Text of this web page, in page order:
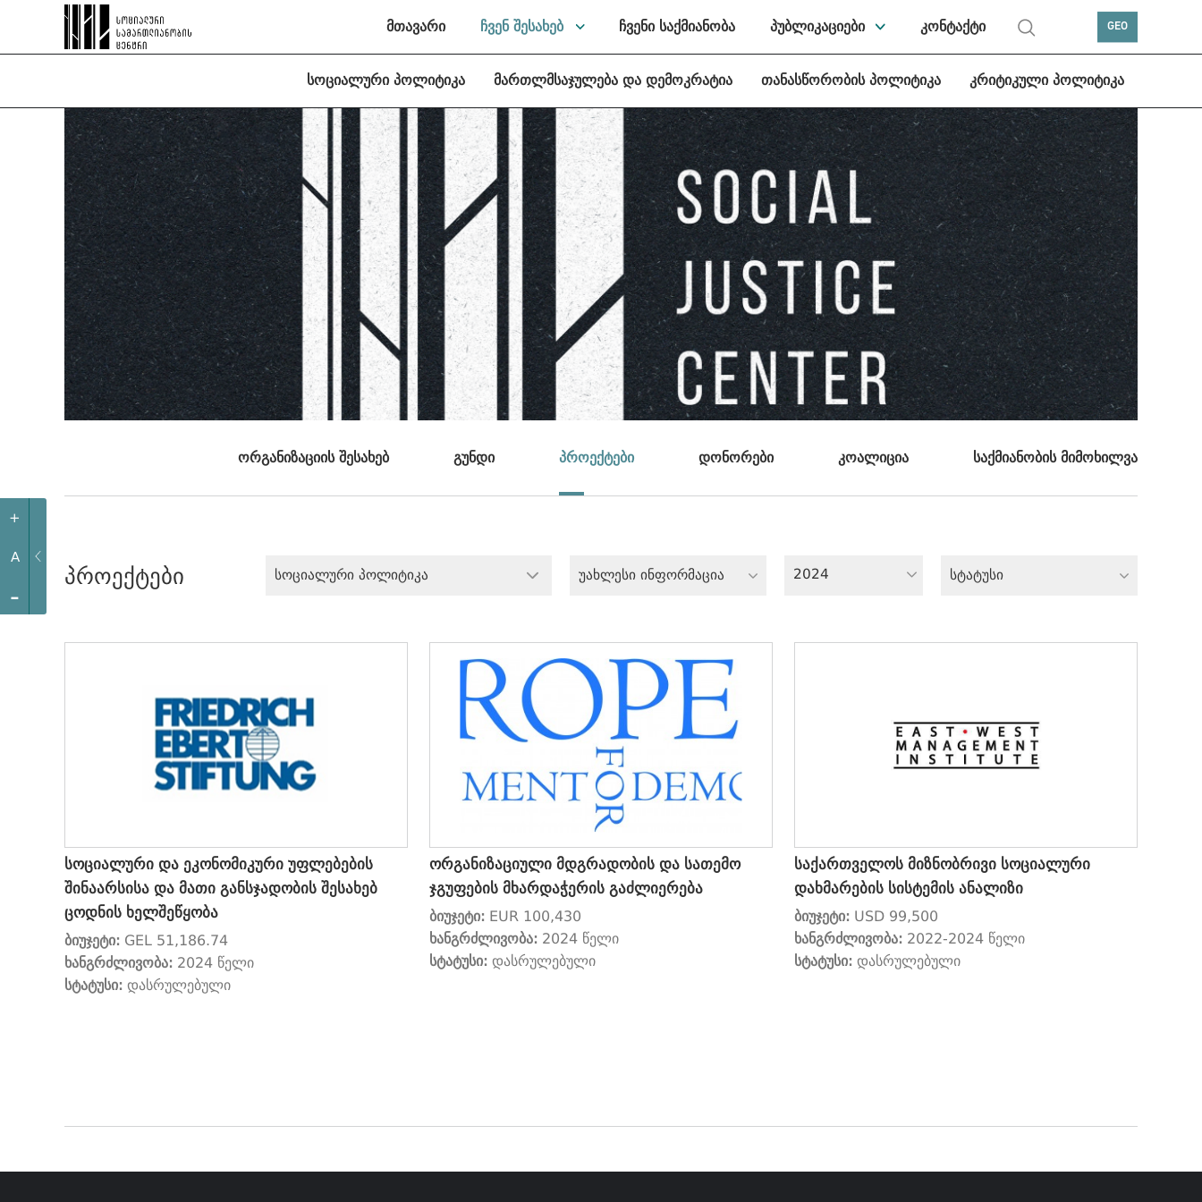
+
A
-
მთავარი ჩვენ შესახებ ჩვენი საქმიანობა პუბლიკაციები კონტაქტი GEO
სოციალური პოლიტიკა მართლმსაჯულება და დემოკრატია თანასწორობის პოლიტიკა კრიტიკული პოლიტიკა
ორგანიზაციის შესახებ გუნდი პროექტები დონორები კოალიცია საქმიანობის მიმოხილვა
პროექტები სოციალური პოლიტიკა უახლესი ინფორმაცია 2024 სტატუსი
სოციალური და ეკონომიკური უფლებების
შინაარსისა და მათი განსჯადობის შესახებ
ცოდნის ხელშეწყობა
ბიუჯეტი: GEL 51,186.74
ხანგრძლივობა: 2024 წელი
სტატუსი: დასრულებული
ორგანიზაციული მდგრადობის და სათემო
ჯგუფების მხარდაჭერის გაძლიერება
ბიუჯეტი: EUR 100,430
ხანგრძლივობა: 2024 წელი
სტატუსი: დასრულებული
საქართველოს მიზნობრივი სოციალური
დახმარების სისტემის ანალიზი
ბიუჯეტი: USD 99,500
ხანგრძლივობა: 2022-2024 წელი
სტატუსი: დასრულებული